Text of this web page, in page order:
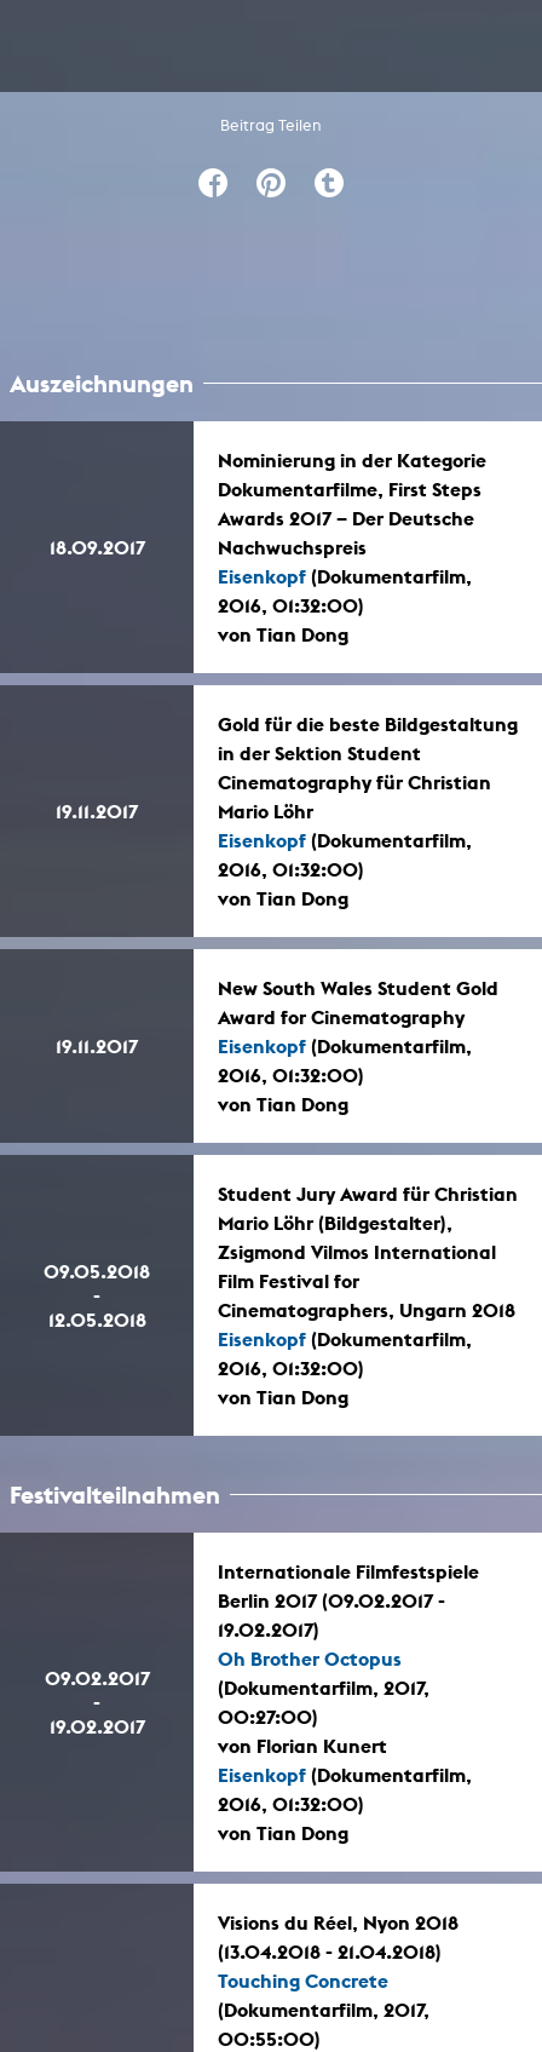
Beitrag Teilen
Auszeichnungen
18.09.2017
Nominierung in der Kategorie
Dokumentarfilme, First Steps
Awards 2017 – Der Deutsche
Nachwuchspreis
Eisenkopf (Dokumentarfilm,
2016, 01:32:00)
von Tian Dong
19.11.2017
Gold für die beste Bildgestaltung
in der Sektion Student
Cinematography für Christian
Mario Löhr
Eisenkopf (Dokumentarfilm,
2016, 01:32:00)
von Tian Dong
19.11.2017
New South Wales Student Gold
Award for Cinematography
Eisenkopf (Dokumentarfilm,
2016, 01:32:00)
von Tian Dong
09.05.2018
-
12.05.2018
Student Jury Award für Christian
Mario Löhr (Bildgestalter),
Zsigmond Vilmos International
Film Festival for
Cinematographers, Ungarn 2018
Eisenkopf (Dokumentarfilm,
2016, 01:32:00)
von Tian Dong
Festivalteilnahmen
09.02.2017
-
19.02.2017
Internationale Filmfestspiele
Berlin 2017 (09.02.2017 -
19.02.2017)
Oh Brother Octopus
(Dokumentarfilm, 2017,
00:27:00)
von Florian Kunert
Eisenkopf (Dokumentarfilm,
2016, 01:32:00)
von Tian Dong
Visions du Réel, Nyon 2018
(13.04.2018 - 21.04.2018)
Touching Concrete
(Dokumentarfilm, 2017,
00:55:00)